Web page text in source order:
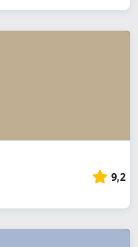
9,2